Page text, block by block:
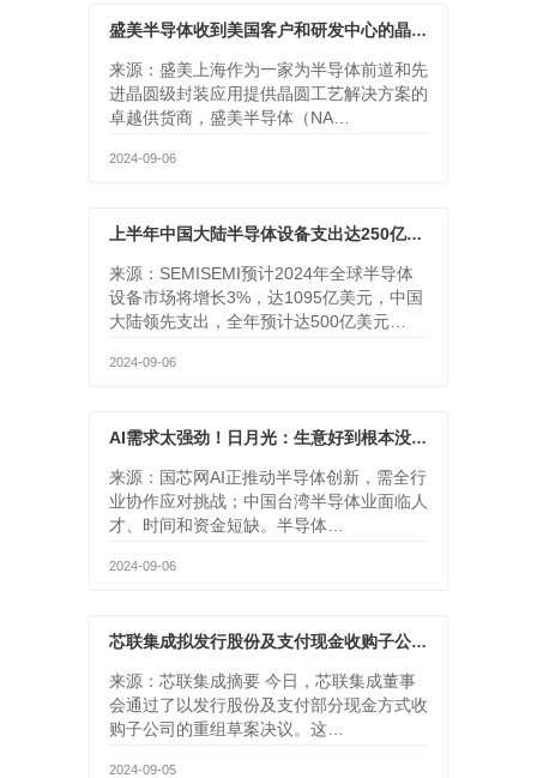
盛美半导体收到美国客户和研发中心的晶圆级封装设备订单
来源：盛美上海作为一家为半导体前道和先
进晶圆级封装应用提供晶圆工艺解决方案的
卓越供货商，盛美半导体（NA…
2024-09-06
上半年中国大陆半导体设备支出达250亿美元，超过韩美总和
来源：SEMISEMI预计2024年全球半导体
设备市场将增长3%，达1095亿美元，中国
大陆领先支出，全年预计达500亿美元…
2024-09-06
AI需求太强劲！日月光：生意好到根本没法交货
来源：国芯网AI正推动半导体创新，需全行
业协作应对挑战；中国台湾半导体业面临人
才、时间和资金短缺。半导体…
2024-09-06
芯联集成拟发行股份及支付现金收购子公司，助力公司业务高增长
来源：芯联集成摘要 今日，芯联集成董事
会通过了以发行股份及支付部分现金方式收
购子公司的重组草案决议。这…
2024-09-05